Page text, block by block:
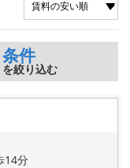
条件
を絞り込む
14分